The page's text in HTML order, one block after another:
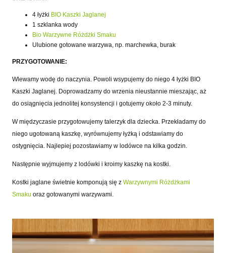
4 łyżki BIO Kaszki Jaglanej
1 szklanka wody
Bio Warzywne Różdżki Smaku
Ulubione gotowane warzywa, np. marchewka, burak
PRZYGOTOWANIE:
Wlewamy wodę do naczynia. Powoli wsypujemy do niego 4 łyżki BIO
Kaszki Jaglanej. Doprowadzamy do wrzenia nieustannie mieszając, aż
do osiągnięcia jednolitej konsystencji i gotujemy około 2-3 minuty.
W międzyczasie przygotowujemy talerzyk dla dziecka. Przekładamy do
niego ugotowaną kaszkę, wyrównujemy łyżką i odstawiamy do
ostygnięcia. Najlepiej pozostawiamy w lodówce na kilka godzin.
Następnie wyjmujemy z lodówki i kroimy kaszkę na kostki.
Kostki jaglane świetnie komponują się z Warzywnymi Różdżkami
Smaku oraz gotowanymi warzywami.